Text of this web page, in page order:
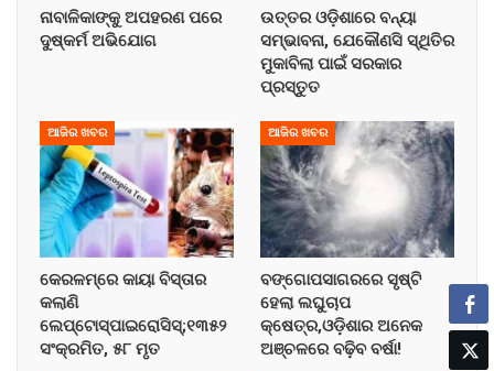
ନାବାଳିକାଙ୍କୁ ଅପହରଣ ପରେ
ଦୁଷ୍କର୍ମ ଅଭିଯୋଗ
ଉତ୍ତର ଓଡ଼ିଶାରେ ବନ୍ୟା
ସମ୍ଭାବନା, ଯେକୌଣସି ସ୍ଥିତିର
ମୁକାବିଲା ପାଇଁ ସରକାର
ପ୍ରସ୍ତୁତ
ଆଜିର ଖବର
କେରଳମ୍‌ରେ କାୟା ବିସ୍ତାର
କଲାଣି
ଲେପ୍ଟୋସ୍ପାଇରୋସିସ୍;୧୩୫୨
ସଂକ୍ରମିତ, ୫୮ ମୃତ
ଆଜିର ଖବର
ବଙ୍ଗୋପସାଗରରେ ସୃଷ୍ଟି
ହେଲା ଲଘୁଚାପ
କ୍ଷେତ୍ର,ଓଡ଼ିଶାର ଅନେକ
ଅଞ୍ଚଳରେ ବଢ଼ିବ ବର୍ଷା!